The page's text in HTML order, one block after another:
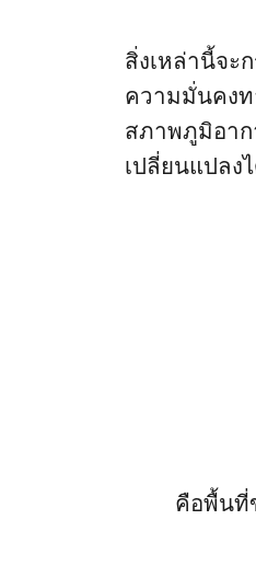
สิ่งเหล่านี้จะ
ความมั่นคงท
สภาพภูมิอาก
เปลี่ยนแปลง
คือพื้นที่